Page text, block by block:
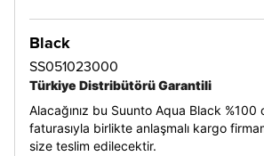
Black
SS051023000
Türkiye Distribütörü Garantili
Alacağınız bu Suunto Aqua Black %100
faturasıyla birlikte anlaşmalı kargo
size teslim edilecektir.